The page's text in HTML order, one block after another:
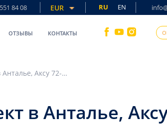
84 08 EUR RU EN
ОТЗЫВЫ КОНТАКТЫ
Грандиозный инвестиционный проект в Анталье, Аксу 72-120 м2
в Анталье,